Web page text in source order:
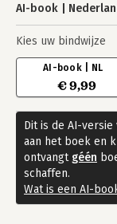
Dit is de AI-
aan het boek en
ontvangt géén
schaffen.
Wat is een AI-
AI-book
Kies uw bindwijze
AI-book | NL
€ 9,99